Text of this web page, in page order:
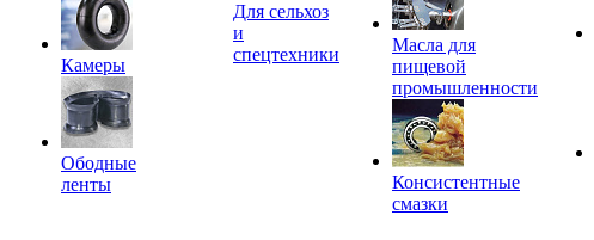
Камеры
Ободные
ленты
Для сельхоз
и
спецтехники
Масла для
пищевой
промышленности
Консистентные
смазки